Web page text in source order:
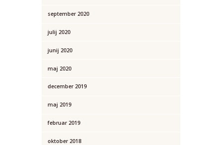
september 2020
julij 2020
junij 2020
maj 2020
december 2019
maj 2019
februar 2019
oktober 2018